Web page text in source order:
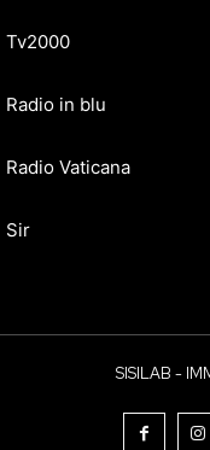
Tv2000
Radio in blu
Radio Vaticana
Sir
SISILAB -